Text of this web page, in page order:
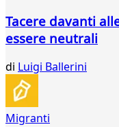
Tacere davanti
essere neutrali
di Luigi Ballerini
Migranti